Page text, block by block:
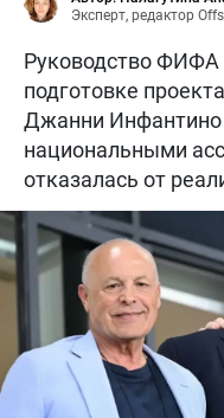
Эксперт, редактор
Руководство ФИФА
подготовке
Джанни Инфантино
национальными
отказалась от